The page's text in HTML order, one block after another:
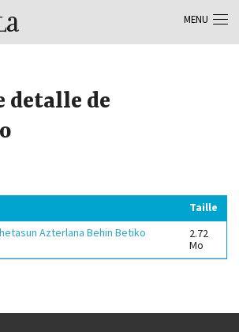
detalle de
Taille
Azterlana Behin Betiko
2.72
Mo
MENU